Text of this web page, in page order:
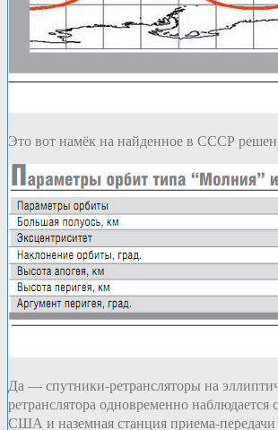
Это вот намёк на найденное в СССР
Да — спутники-ретрансляторы на
ретранслятора одновременно
США и наземная станция приема-передачи